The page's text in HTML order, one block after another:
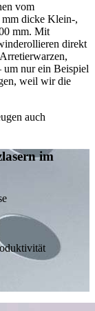
vom
mm dicke Klein-,
mm. Mit
direkt
um nur ein Beispiel
weil wir die
auch
im